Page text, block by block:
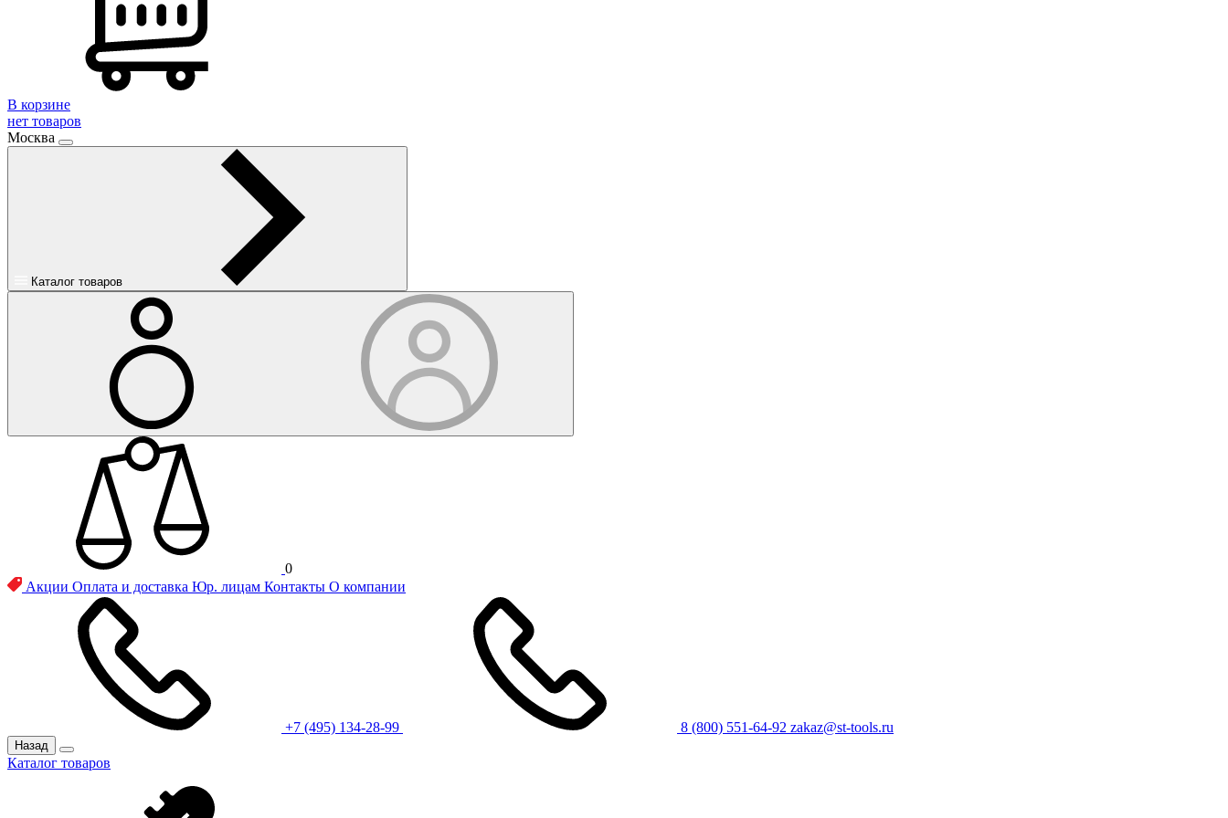
В корзине
нет товаров
Москва
Каталог товаров
0
Акции Оплата и доставка Юр. лицам Контакты О компании
+7 (495) 134-28-99 8 (800) 551-64-92 zakaz@st-tools.ru
Назад
Каталог товаров